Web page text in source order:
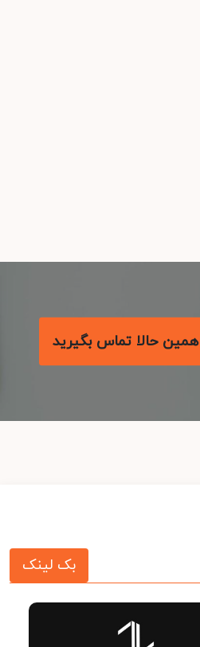
همین حالا تماس بگیرید
بک لینک